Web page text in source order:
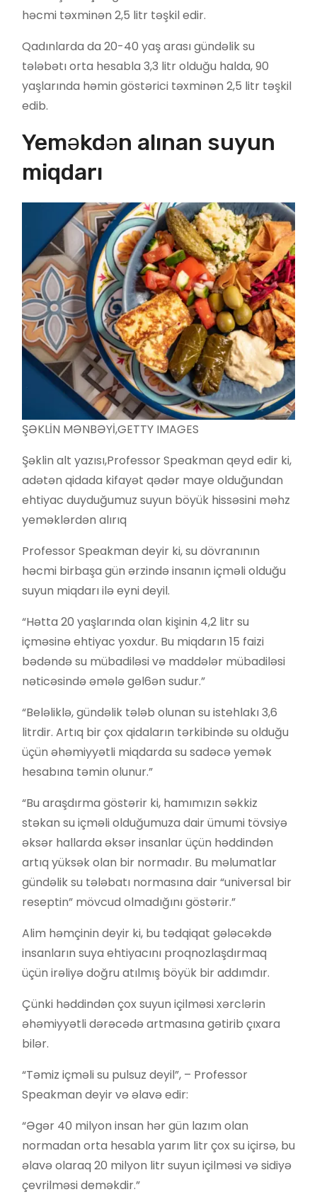
həcmi təxminən 2,5 litr təşkil edir.
Qadınlarda da 20-40 yaş arası gündəlik su
tələbətı orta hesabla 3,3 litr olduğu halda, 90
yaşlarında həmin göstərici təxminən 2,5 litr təşkil
edib.
Yeməkdən alınan suyun
miqdarı
ŞƏKLİN MƏNBƏYİ,GETTY IMAGES
Şəklin alt yazısı,Professor Speakman qeyd edir ki,
adətən qidada kifayət qədər maye olduğundan
ehtiyac duyduğumuz suyun böyük hissəsini məhz
yeməklərdən alırıq
Professor Speakman deyir ki, su dövranının
həcmi birbaşa gün ərzində insanın içməli olduğu
suyun miqdarı ilə eyni deyil.
“Hətta 20 yaşlarında olan kişinin 4,2 litr su
içməsinə ehtiyac yoxdur. Bu miqdarın 15 faizi
bədəndə su mübadiləsi və maddələr mübadiləsi
nəticəsində əmələ gəl6ən sudur.”
“Beləliklə, gündəlik tələb olunan su istehlakı 3,6
litrdir. Artıq bir çox qidaların tərkibində su olduğu
üçün əhəmiyyətli miqdarda su sadəcə yemək
hesabına təmin olunur.”
“Bu araşdırma göstərir ki, hamımızın səkkiz
stəkan su içməli olduğumuza dair ümumi tövsiyə
əksər hallarda əksər insanlar üçün həddindən
artıq yüksək olan bir normadır. Bu məlumatlar
gündəlik su tələbatı normasına dair “universal bir
reseptin” mövcud olmadığını göstərir.”
Alim həmçinin deyir ki, bu tədqiqat gələcəkdə
insanların suya ehtiyacını proqnozlaşdırmaq
üçün irəliyə doğru atılmış böyük bir addımdır.
Çünki həddindən çox suyun içilməsi xərclərin
əhəmiyyətli dərəcədə artmasına gətirib çıxara
bilər.
“Təmiz içməli su pulsuz deyil”, – Professor
Speakman deyir və əlavə edir:
“Əgər 40 milyon insan hər gün lazım olan
normadan orta hesabla yarım litr çox su içirsə, bu
əlavə olaraq 20 milyon litr suyun içilməsi və sidiyə
çevrilməsi deməkdir.”